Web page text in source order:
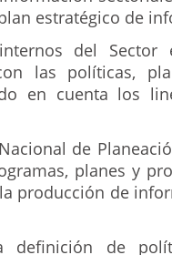
estratégico de
del Sector
las políticas,
en cuenta los
de
planes y
producción de
definición de